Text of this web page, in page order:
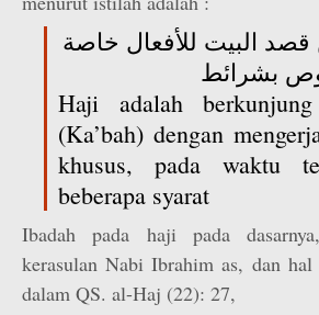
البيت للأفعال خاصة
بشرائط
Haji adalah
(Ka’bah) dengan
khusus, pada waktu
beberapa syarat
Ibadah pada haji pada
kerasulan Nabi Ibrahim as, dan hal
dalam QS. al-Haj (22): 27,